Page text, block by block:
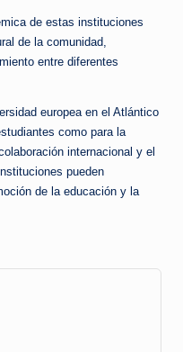
de estas instituciones
de la comunidad,
entre diferentes
europea en el Atlántico
como para la
internacional y el
pueden
de la educación y la